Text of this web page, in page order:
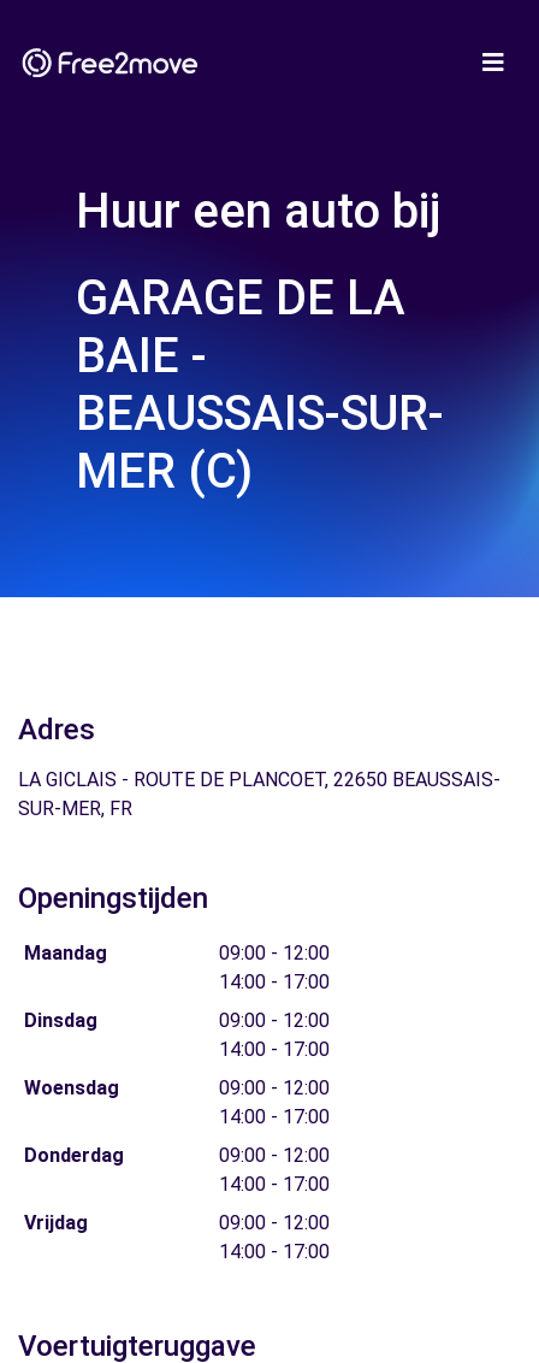
Huur een auto bij
GARAGE DE LA
BAIE -
BEAUSSAIS-SUR-
MER (C)
Adres
LA GICLAIS - ROUTE DE PLANCOET, 22650 BEAUSSAIS-
SUR-MER, FR
Openingstijden
Maandag
09:00 - 12:00
14:00 - 17:00
Dinsdag
09:00 - 12:00
14:00 - 17:00
Woensdag
09:00 - 12:00
14:00 - 17:00
Donderdag
09:00 - 12:00
14:00 - 17:00
Vrijdag
09:00 - 12:00
14:00 - 17:00
Voertuigteruggave